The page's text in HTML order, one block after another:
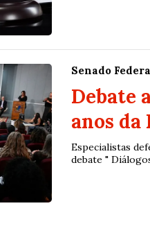
Senado
Debate
anos
Especialistas
debate "